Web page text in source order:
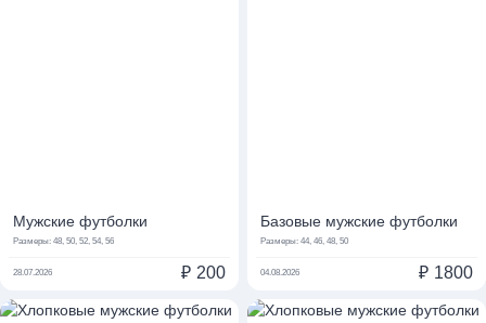
Мужские футболки
Размеры: 48, 50, 52, 54, 56
28.07.2026 ₽ 200
Базовые мужские футболки
Размеры: 44, 46, 48, 50
04.08.2026 ₽ 1800